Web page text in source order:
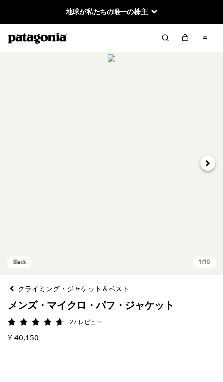
地球が私たちの唯一の株主
次へ
クライミング・ジャケット＆ベスト
メンズ・マイクロ・パフ・ジャケット
評価: 4.7 / 5
27 レビュー
¥ 40,150